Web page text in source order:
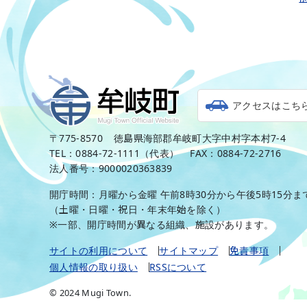
アクセスはこち
〒775-8570
徳島県海部郡牟岐町大字中村字本村7-4
TEL：0884-72-1111（代表）
FAX：0884-72-2716
法人番号：9000020363839
開庁時間：月曜から金曜 午前8時30分から午後5時15分ま
（土曜・日曜・祝日・年末年始を除く）
※一部、開庁時間が異なる組織、施設があります。
サイトの利用について
サイトマップ
免責事項
個人情報の取り扱い
RSSについて
© 2024 Mugi Town.